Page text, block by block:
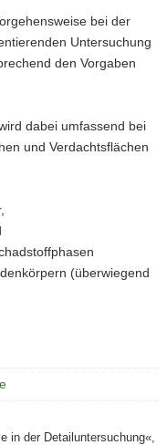
bei der
Untersuchung
den Vorgaben
dabei umfassend bei
und Verdachtsflächen
(überwiegend
in der Detailuntersuchung«,